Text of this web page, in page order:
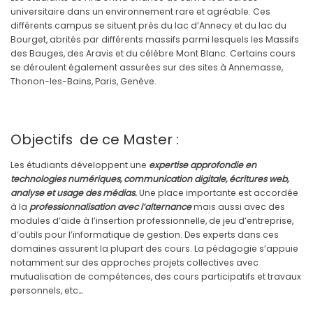
universitaire dans un environnement rare et agréable. Ces
différents campus se situent près du lac d’Annecy et du lac du
Bourget, abrités par différents massifs parmi lesquels les Massifs
des Bauges, des Aravis et du célèbre Mont Blanc. Certains cours
se déroulent également assurées sur des sites à Annemasse,
Thonon-les-Bains, Paris, Genève.
Objectifs de ce Master :
Les étudiants développent une expertise approfondie en
technologies numériques, communication digitale, écritures web,
analyse et usage des médias.Une place importante est accordée
à la professionnalisation avec l’alternancemais aussi avec des
modules d’aide à l’insertion professionnelle, de jeu d’entreprise,
d’outils pour l’informatique de gestion. Des experts dans ces
domaines assurent la plupart des cours. La pédagogie s’appuie
notamment sur des approches projets collectives avec
mutualisation de compétences, des cours participatifs et travaux
personnels, etc…